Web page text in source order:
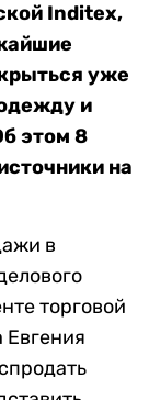
Inditex,
уже
и
этом 8
на
в
торговой